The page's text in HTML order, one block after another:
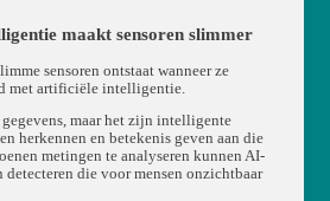
maakt sensoren slimmer
sensoren ontstaat wanneer ze
met artificiële intelligentie.
gegevens, maar het zijn intelligente
herkennen en betekenis geven aan die
metingen te analyseren kunnen AI-
die voor mensen onzichtbaar